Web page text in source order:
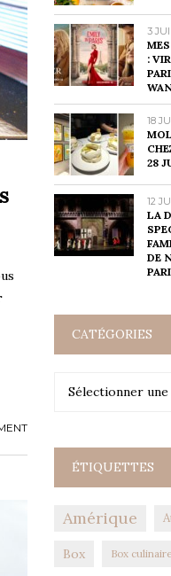
3
:
18
28
12
LA
DE
CATÉGORIES
Sélectionner
Catégories
ÉTIQUETTES
Amérique
Box Box culinaire